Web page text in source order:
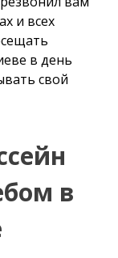
и всех
в день
свой
в